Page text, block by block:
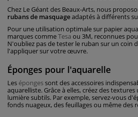
Chez Le Géant des Beaux-Arts, nous
rubans de masquageadaptés à différents
Pour une utilisation optimale sur papier
marques commeTesa ou 3M, reconnues
N'oubliez pas de tester le ruban sur un coin
l'appliquer sur votre œuvre.
Éponges pour l'aquarelle
Les épongessont des accessoires
aquarelliste. Grâce à elles, créez des
lumière subtils. Par exemple, servez-vous
fonds nuageux, des feuillages ou même des